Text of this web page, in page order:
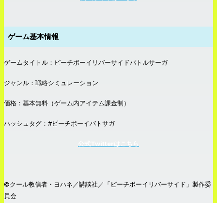
ゲーム基本情報
ゲームタイトル：ピーチボーイリバーサイドバトルサーガ
ジャンル：戦略シミュレーション
価格：基本無料（ゲーム内アイテム課金制）
ハッシュタグ：#ピーチボーイバトサガ
©クール教信者・ヨハネ／講談社／「ピーチボーイリバーサイド」製作委
員会